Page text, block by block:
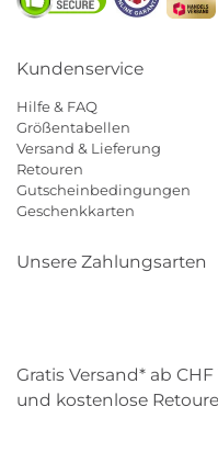
Kundenservice
Hilfe & FAQ
Größentabellen
Versand & Lieferung
Retouren
Gutscheinbedingungen
Geschenkkarten
Unsere Zahlungsarten
Gratis Versand* ab CHF
und kostenlose Retoure